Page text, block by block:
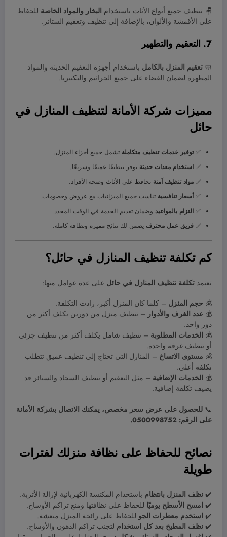
🪑 تنظيف جميع أنواع الأثاث باستخدام البخار والمواد الخاصة للحفاظ
على الأقمشة والألوان، بالإضافة إلى تنظيف وتعقيم الستائر.
7. التعقيم والتطهير
🧼 تعقيم المنزل بالكامل باستخدام أجهزة التعقيم الحديثة والمواد
المطهرة لضمان القضاء على جميع الجراثيم والبكتيريا.
مميزات شركة الأمانة لتنظيف المنازل في
حائل
✅توفير خدمات تنظيف متكاملة تشمل جميع أجزاء المنزل.
✅ استخدام معدات حديثة توفر تنظيفًا عميقًا وسريعًا.
✅ مواد تنظيف آمنة تحافظ على الأثاث وصحة الأفراد.
✅ أسعار تنافسية تناسب جميع الميزانيات مع عروض وخصومات.
✅ التزام بالمواعيد وضمان تقديم الخدمة في الوقت المحدد.
✅ فريق عمل محترف يضمن لك نتائج مميزة ونظافة كاملة.
كم تكلفة تنظيف المنازل في حائل؟
تعتمد تكلفة تنظيف المنازل في حائل على عدة عوامل منها:
💰 حجم المنزل – كلما كان المنزل أكبر، زادت التكلفة.
💰 عدد الغرف والأدوار – تنظيف منزل من دورين يكلف أكثر من
دور واحد.
💰 الخدمات المطلوبة – تنظيف شامل يكلف أكثر من تنظيف جزئي
أو تنظيف غرفة واحدة.
💰 مستوى الاتساخ – المنازل التي تحتاج إلى تنظيف عميق تتطلب
تكلفة أعلى.
💰 الخدمات الإضافية – مثل التعقيم أو تنظيف السجاد والستائر قد
يضيف تكلفة إضافية.
📞 للحصول على عرض سعر مخصص، يمكنك الاتصال بشركة الأمانة
على الرقم: 0500998752.
نصائح للحفاظ على نظافة منزلك لفترات
طويلة
✔️ نظف المنزل بانتظام باستخدام المكنسة الكهربائية لإزالة الأتربة.
✔️ امسح الأسطح يوميًا للحفاظ على نظافتها ومنع تراكم الأوساخ.
✔️ استخدم معطرات الجو للحفاظ على رائحة المنزل منعشة.
✔️ نظف المطبخ بعد كل استخدام لتجنب تراكم الدهون والأوساخ.